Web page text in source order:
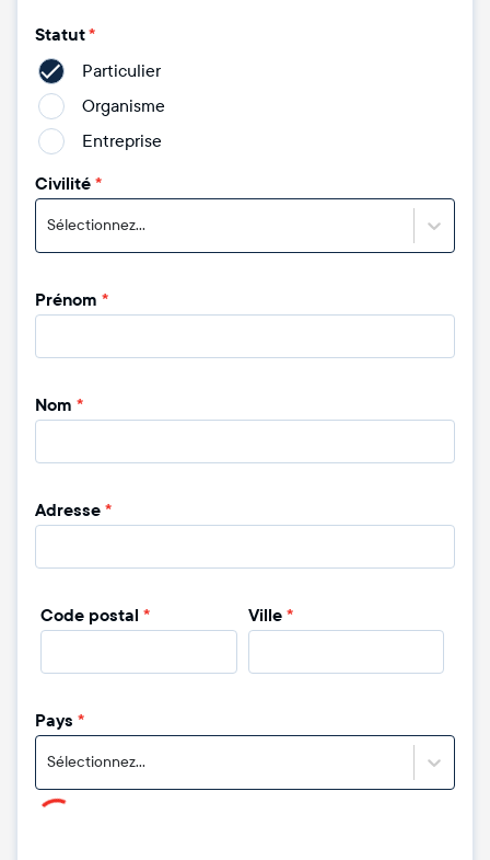
Statut*
Particulier
Organisme
Entreprise
Civilité*
Sélectionnez...
Prénom *
Nom *
Adresse*
Code postal * Ville *
Pays *
Sélectionnez...